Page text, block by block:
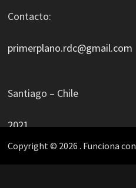
Contacto:
primerplano.rdc@gmail.com
Santiago – Chile
2021
Copyright © 2026 . Funciona con